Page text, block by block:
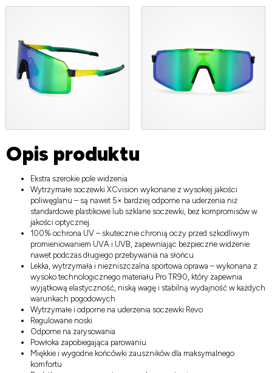
Opis produktu
Ekstra szerokie pole widzenia
Wytrzymałe soczewki XCvision wykonane z wysokiej jakości
poliwęglanu – są nawet 5× bardziej odporne na uderzenia niż
standardowe plastikowe lub szklane soczewki, bez kompromisów w
jakości optycznej.
100% ochrona UV – skutecznie chronią oczy przed szkodliwym
promieniowaniem UVA i UVB, zapewniając bezpieczne widzenie
nawet podczas długiego przebywania na słońcu.
Lekka, wytrzymała i niezniszczalna sportowa oprawa – wykonana z
wysoko technologicznego materiału Pro TR90, który zapewnia
wyjątkową elastyczność, niską wagę i stabilną wydajność w każdych
warunkach pogodowych
Wytrzymałe i odporne na uderzenia soczewki Revo
Regulowane noski
Odporne na zarysowania
Powłoka zapobiegająca parowaniu
Miękkie i wygodne końcówki zauszników dla maksymalnego
komfortu